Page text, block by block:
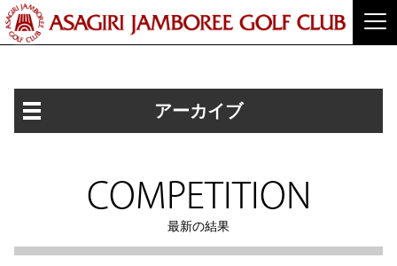
アーカイブ
COMPETITION
最新の結果